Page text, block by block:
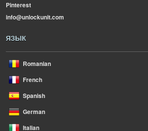
Pinterest
info@unlockunit.com
ЯЗЫК
Romanian
French
Spanish
German
Italian